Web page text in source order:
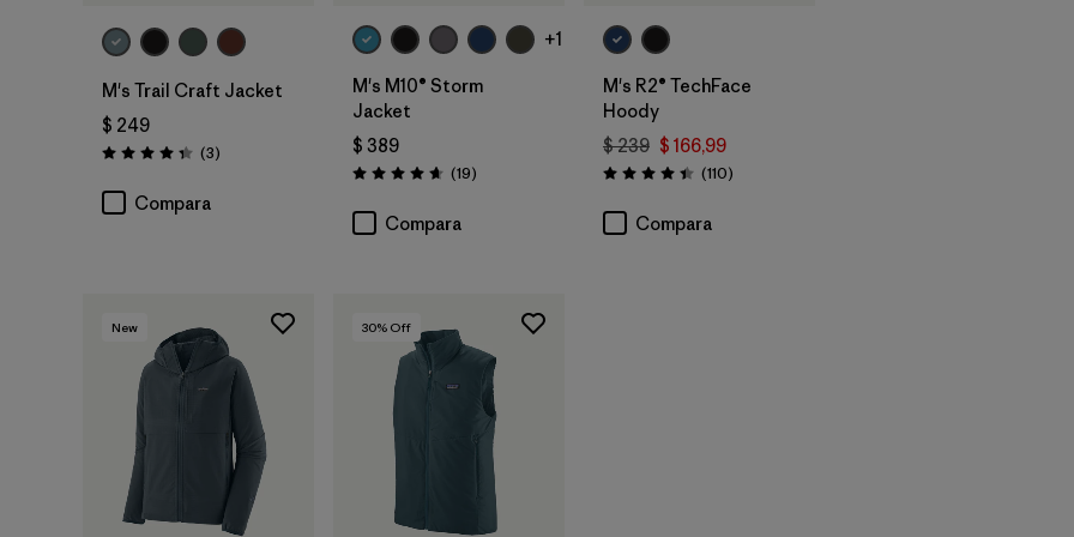
M's Trail Craft Jacket
$ 249
Valoración: 4.3 / 5
(3Comentarios
)
Compara
+1
M's M10® Storm
Jacket
$ 389
Valoración: 4.7 / 5
(19Comentarios
)
Compara
M's R2® TechFace
Hoody
$ 239 $ 166,99
Valoración: 4.4 / 5
(110Comentarios
)
Compara
New 30% Off